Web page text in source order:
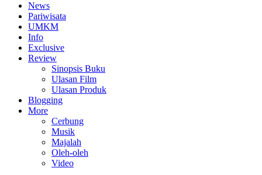
News
Pariwisata
UMKM
Info
Exclusive
Review
Sinopsis Buku
Ulasan Film
Ulasan Produk
Blogging
More
Cerbung
Musik
Majalah
Oleh-oleh
Video